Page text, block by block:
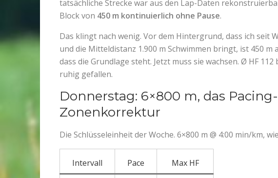
tatsächliche Strecke war aus den Lap-Daten
Block von 450 m kontinuierlich ohne Pause.
Das klingt nach wenig. Vor dem Hintergrund, dass ich seit
und die Mitteldistanz 1.900 m Schwimmen bringt, ist 450 m
dass die Grundlage steht. Jetzt muss sie wachsen. Ø HF
ruhig gefallen.
Donnerstag: 6×800 m, das
Zonenkorrektur
Die Schlüsseleinheit der Woche. 6×800 m @ 4:00 min/km,
Intervall Pace Max HF